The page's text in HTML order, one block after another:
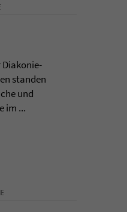
standen
und
im ...